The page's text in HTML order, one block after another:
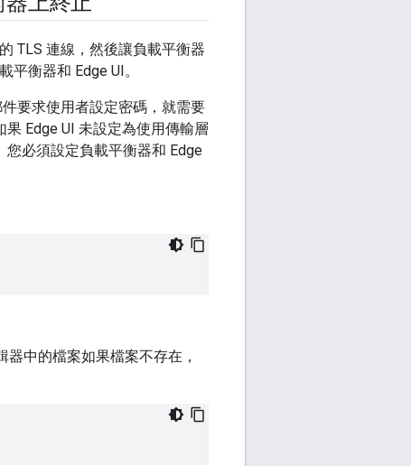
TLS 連線，然後讓負載平衡器
衡器和 Edge UI。
要求使用者設定密碼，就需要
Edge UI 未設定為使用傳輸層
您必須設定負載平衡器和 Edge
器中的檔案如果檔案不存在，